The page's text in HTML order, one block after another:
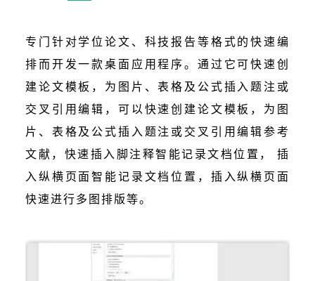
专门针对学位论文、科技报告等格式的快速编
排而开发一款桌面应用程序。通过它可快速创
建论文模板，为图片、表格及公式插入题注或
交叉引用编辑，可以快速创建论文模板，为图
片、表格及公式插入题注或交叉引用编辑参考
文献，快速插入脚注释智能记录文档位置， 插
入纵横页面智能记录文档位置，插入纵横页面
快速进行多图排版等。